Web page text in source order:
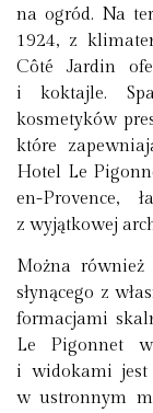
na ogród. Na
1924, z
Côté Jardin
i koktajle.
kosmetyków
które
Hotel Le
en-Provence,
z wyjątkowej
Można
słynącego z
formacjami
Le Pigonnet
i widokami jest
w ustronnym